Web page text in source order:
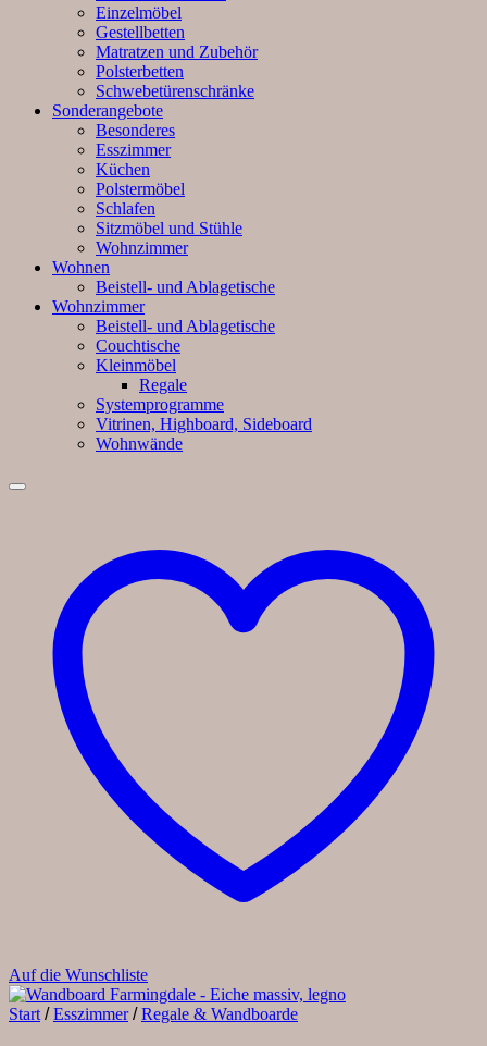
Einzelmöbel
Gestellbetten
Matratzen und Zubehör
Polsterbetten
Schwebetürenschränke
Sonderangebote
Besonderes
Esszimmer
Küchen
Polstermöbel
Schlafen
Sitzmöbel und Stühle
Wohnzimmer
Wohnen
Beistell- und Ablagetische
Wohnzimmer
Beistell- und Ablagetische
Couchtische
Kleinmöbel
Regale
Systemprogramme
Vitrinen, Highboard, Sideboard
Wohnwände
Auf die Wunschliste
Start / Esszimmer / Regale & Wandboarde